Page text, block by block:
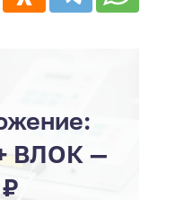
ВЛОК —